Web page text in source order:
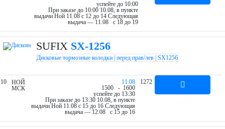
успейте до 10:00
При заказе до 10:00 10.08, в пункте
выдачи Ной 11.08 c 12 до 14 Следующая
выдача — 11.08 c 18 до 19
SUFIX SX-1256
Дисковые тормозные колодки | перед прав/лев | SX1256
10
НОЙ
МСК
11.08
1500 - 1600
успейте до 13:30
При заказе до 13:30 10.08, в пункте
выдачи Ной 11.08 c 15 до 16 Следующая
выдача — 12.08 c 15 до 16
1272